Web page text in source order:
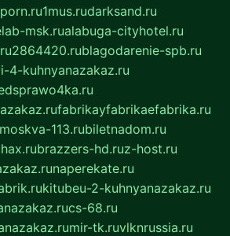
1mus.rudarksand.ru
msk.rualabuga-cityhotel.ru
2864420.rublagodarenie-spb.ru
4-kuhnyanazakaz.ru
fabrikayfabrikaefabrika.ru
113.rubiletnadom.ru
brazzers-hd.ruz-host.ru
naperekate.ru
kitubeu-2-kuhnyanazakaz.ru
cs-68.ru
mir-tk.ruvlknrussia.ru